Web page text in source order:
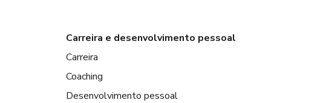
Carreira e desenvolvimento pessoal
Carreira
Coaching
Desenvolvimento pessoal